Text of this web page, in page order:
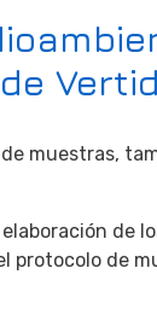
muestras,
de
protocolo de